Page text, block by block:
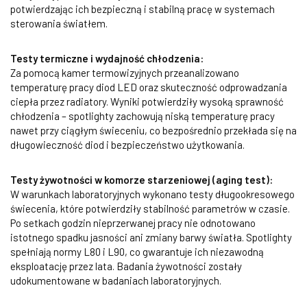
potwierdzając ich bezpieczną i stabilną pracę w systemach
sterowania światłem.
Testy termiczne i wydajność chłodzenia:
Za pomocą kamer termowizyjnych przeanalizowano
temperaturę pracy diod LED oraz skuteczność odprowadzania
ciepła przez radiatory. Wyniki potwierdziły wysoką sprawność
chłodzenia – spotlighty zachowują niską temperaturę pracy
nawet przy ciągłym świeceniu, co bezpośrednio przekłada się na
długowieczność diod i bezpieczeństwo użytkowania.
Testy żywotności w komorze starzeniowej (aging test):
W warunkach laboratoryjnych wykonano testy długookresowego
świecenia, które potwierdziły stabilność parametrów w czasie.
Po setkach godzin nieprzerwanej pracy nie odnotowano
istotnego spadku jasności ani zmiany barwy światła. Spotlighty
spełniają normy L80 i L90, co gwarantuje ich niezawodną
eksploatację przez lata. Badania żywotności zostały
udokumentowane w badaniach laboratoryjnych.